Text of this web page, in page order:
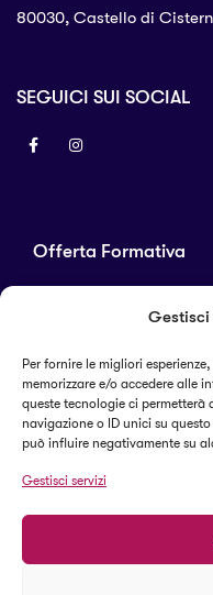
Gestisci
Per fornire le migliori
memorizzare e/o accedere alle
queste tecnologie ci
navigazione o ID unici su
può influire negativamente su
Gestisci servizi
Offerta Formativa
Corsi di
Alta formazione
80030, Castello di
SEGUICI SUI SOCIAL